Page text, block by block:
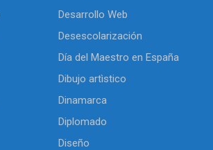
Desarrollo Web
Desescolarización
Día del Maestro en España
Dibujo artìstico
Dinamarca
Diplomado
Diseño